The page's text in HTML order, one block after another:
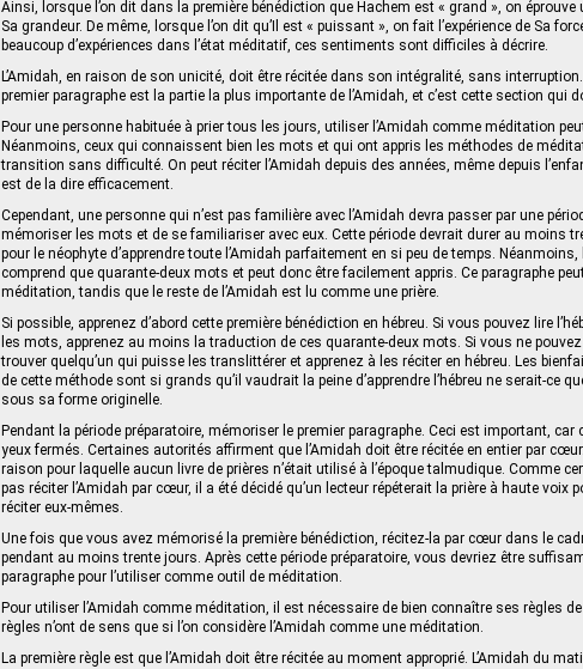
Ainsi, lorsque l’on dit dans la première bénédiction que Hachem est « grand », on éprouve
Sa grandeur. De même, lorsque l’on dit qu’Il est « puissant », on fait l’expérience de Sa
beaucoup d’expériences dans l’état méditatif, ces sentiments sont difficiles à décrire.
L’Amidah, en raison de son unicité, doit être récitée dans son intégralité, sans
premier paragraphe est la partie la plus importante de l’Amidah, et c’est cette section qui
Pour une personne habituée à prier tous les jours, utiliser l’Amidah comme méditation
Néanmoins, ceux qui connaissent bien les mots et qui ont appris les méthodes de
transition sans difficulté. On peut réciter l’Amidah depuis des années, même depuis
est de la dire efficacement.
Cependant, une personne qui n’est pas familière avec l’Amidah devra passer par une
mémoriser les mots et de se familiariser avec eux. Cette période devrait durer au moins
pour le néophyte d’apprendre toute l’Amidah parfaitement en si peu de temps.
comprend que quarante-deux mots et peut donc être facilement appris. Ce paragraphe
méditation, tandis que le reste de l’Amidah est lu comme une prière.
Si possible, apprenez d’abord cette première bénédiction en hébreu. Si vous pouvez lire
les mots, apprenez au moins la traduction de ces quarante-deux mots. Si vous ne pouvez
trouver quelqu’un qui puisse les translittérer et apprenez à les réciter en hébreu. Les
de cette méthode sont si grands qu’il vaudrait la peine d’apprendre l’hébreu ne serait-ce
sous sa forme originelle.
Pendant la période préparatoire, mémoriser le premier paragraphe. Ceci est important, car
yeux fermés. Certaines autorités affirment que l’Amidah doit être récitée en entier par
raison pour laquelle aucun livre de prières n’était utilisé à l’époque talmudique. Comme
pas réciter l’Amidah par cœur, il a été décidé qu’un lecteur répéterait la prière à haute voix
réciter eux-mêmes.
Une fois que vous avez mémorisé la première bénédiction, récitez-la par cœur dans le
pendant au moins trente jours. Après cette période préparatoire, vous devriez être
paragraphe pour l’utiliser comme outil de méditation.
Pour utiliser l’Amidah comme méditation, il est nécessaire de bien connaître ses règles
règles n’ont de sens que si l’on considère l’Amidah comme une méditation.
La première règle est que l’Amidah doit être récitée au moment approprié. L’Amidah du